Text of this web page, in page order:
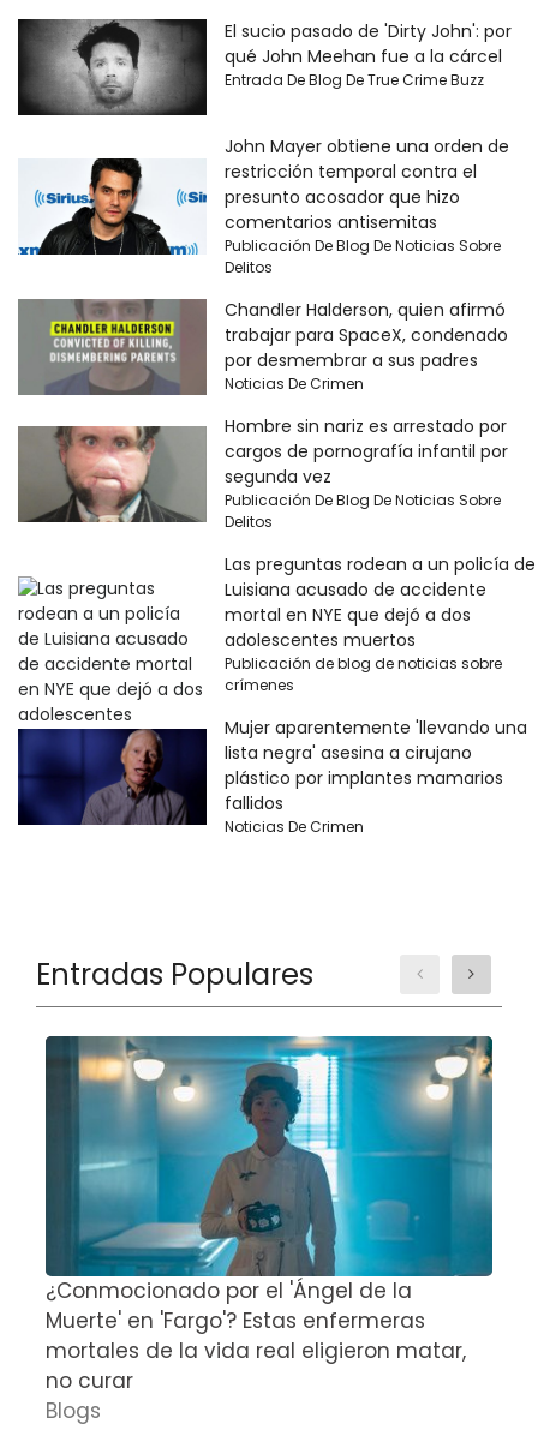
El sucio pasado de 'Dirty John': por
qué John Meehan fue a la cárcel
Entrada De Blog De True Crime Buzz
John Mayer obtiene una orden de
restricción temporal contra el
presunto acosador que hizo
comentarios antisemitas
Publicación De Blog De Noticias Sobre
Delitos
Chandler Halderson, quien afirmó
trabajar para SpaceX, condenado
por desmembrar a sus padres
Noticias De Crimen
Hombre sin nariz es arrestado por
cargos de pornografía infantil por
segunda vez
Publicación De Blog De Noticias Sobre
Delitos
Las preguntas rodean a un policía de
Luisiana acusado de accidente
mortal en NYE que dejó a dos
adolescentes muertos
Publicación de blog de noticias sobre
crímenes
Mujer aparentemente 'llevando una
lista negra' asesina a cirujano
plástico por implantes mamarios
fallidos
Noticias De Crimen
Entradas Populares
¿Conmocionado por el 'Ángel de la
Muerte' en 'Fargo'? Estas enfermeras
mortales de la vida real eligieron matar,
no curar
Blogs